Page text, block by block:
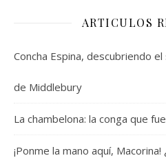
ARTICULOS
Concha Espina, descubriendo
de Middlebury
La chambelona: la conga que
¡Ponme la mano aquí,